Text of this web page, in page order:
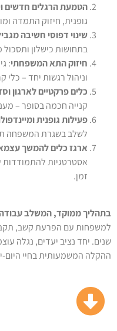
הטמעת הרגלים חדשים
גופנית, חיזוק התמדה
שינוי דפוסי חשיבה
בתחושות כישלון
חיזוק התא המשפחתי:
וניהול רגשות יחד – כלי
כלים פרקטיים לארגון
קנייה חכמה בסופר –
פעילות גופנית
לשלב בשגרת המשפחה
ארגז כלים להמשך
אסטרטגיות להתמודדות
זמן.
בתהליך ממוקד, המשלב עבודה
למשפחות עם הפרעת קשב,
שנים. יחד נציב יעדים, נגלה
ההקלה המשמעותית בחיי היום-